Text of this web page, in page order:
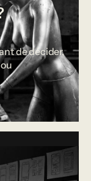
de décider,